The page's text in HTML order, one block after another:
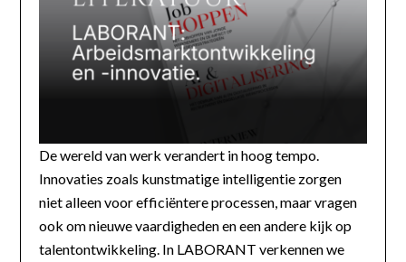
De wereld van werk verandert in hoog tempo.
Innovaties zoals kunstmatige intelligentie zorgen
niet alleen voor efficiëntere processen, maar vragen
ook om nieuwe vaardigheden en een andere kijk op
talentontwikkeling. In LABORANT verkennen we